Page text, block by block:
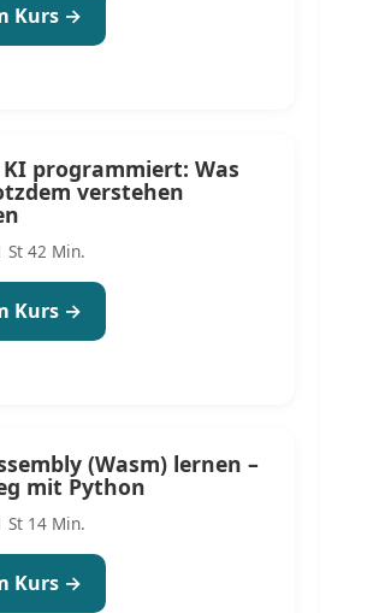
Kurs →
programmiert: Was
verstehen
St 42 Min.
Kurs →
(Wasm) lernen –
mit Python
St 14 Min.
Kurs →